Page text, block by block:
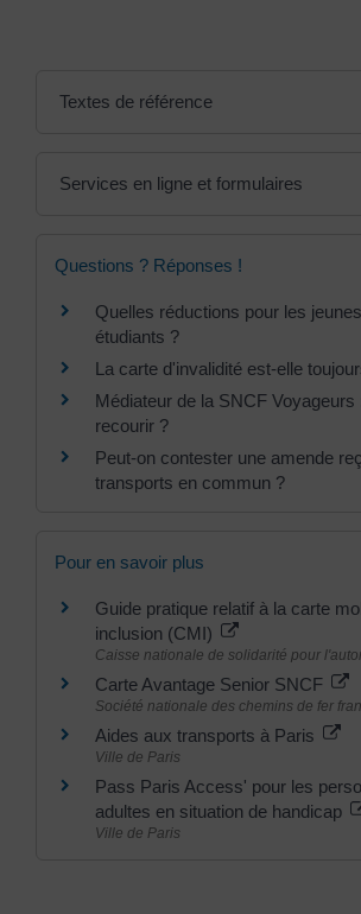
Textes de référence
Services en ligne et formulaires
Questions ? Réponses !
Quelles réductions pour les
étudiants ?
La carte d'invalidité est-elle
Médiateur de la SNCF
recourir ?
Peut-on contester une amende
transports en commun ?
Pour en savoir plus
Guide pratique relatif à la carte
inclusion (CMI)
Caisse nationale de solidarité pour
Carte Avantage Senior SNCF
Société nationale des chemins de fer
Aides aux transports à Paris
Ville de Paris
Pass Paris Access' pour les
adultes en situation de handicap
Ville de Paris